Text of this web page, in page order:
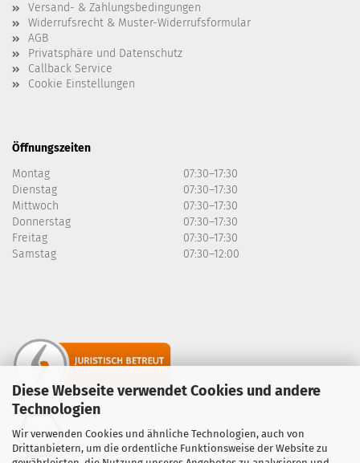
Diese Webseite verwendet Cookies und andere
Technologien
Wir verwenden Cookies und ähnliche Technologien, auch von
Drittanbietern, um die ordentliche Funktionsweise der Website zu
Versand- & Zahlungsbedingungen
Widerrufsrecht & Muster-Widerrufsformular
AGB
Privatsphäre und Datenschutz
Callback Service
Cookie Einstellungen
Öffnungszeiten
Montag
07:30–17:30
Dienstag
07:30–17:30
Mittwoch
07:30–17:30
Donnerstag
07:30–17:30
Freitag
07:30–17:30
Samstag
07:30–12:00